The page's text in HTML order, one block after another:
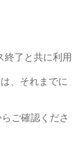
終了と共に利用
、それまでに
らご確認くださ